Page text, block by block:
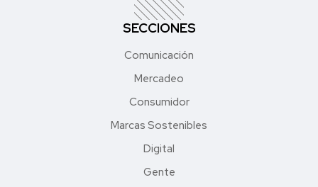
SECCIONES
Comunicación
Mercadeo
Consumidor
Marcas Sostenibles
Digital
Gente